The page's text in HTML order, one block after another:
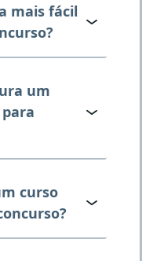
mais fácil
um
curso